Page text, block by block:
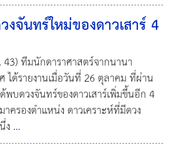
จันทร์ใหม่ของดาวเสาร์ 4
ทีมนักดาราศาสตร์จากนานา
ได้รายงานเมื่อวันที่ 26 ตุลาคม ที่ผ่าน
พบดวงจันทร์ของดาวเสาร์เพิ่มขึ้นอีก 4
ครองตำแหน่ง ดาวเคราะห์ที่มีดวง
ง ...